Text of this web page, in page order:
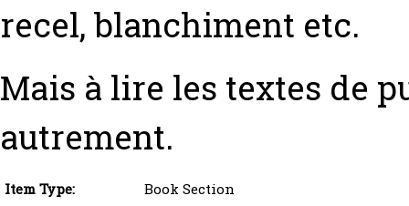
recel, blanchiment etc.
Mais à lire les textes de
autrement.
Item Type:
Book Section